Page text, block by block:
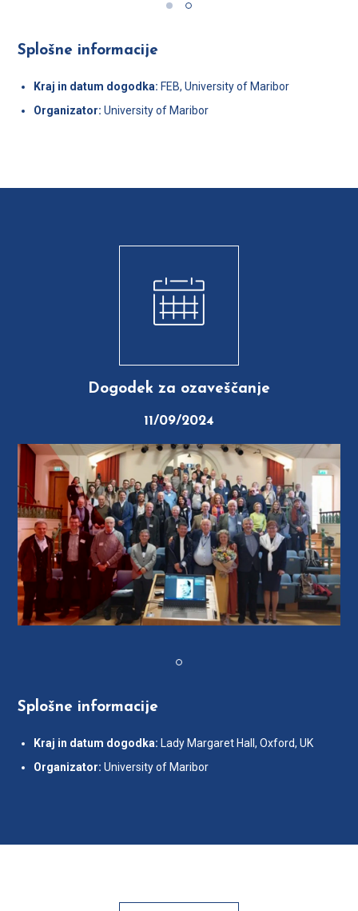
Splošne informacije
Kraj in datum dogodka: FEB, University of Maribor
Organizator: University of Maribor
Dogodek za ozaveščanje
11/09/2024
Previous
Splošne informacije
Kraj in datum dogodka: Lady Margaret Hall, Oxford, UK
Organizator: University of Maribor